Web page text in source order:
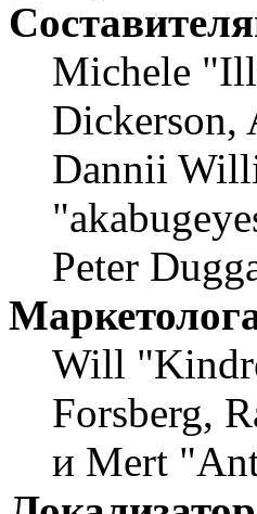
Michele
Dickerson,
Dannii
Peter
Will
Forsberg,
и Mert